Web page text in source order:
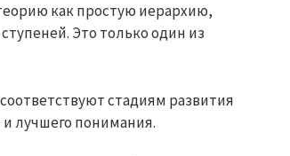
как простую иерархию,
Это только один из
стадиям развития
лучшего понимания.